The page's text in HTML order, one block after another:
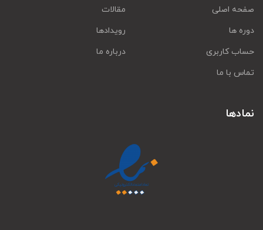
صفحه اصلی
مقالات
دوره ها
رویدادها
حساب کاربری
درباره ما
تماس با ما
نمادها